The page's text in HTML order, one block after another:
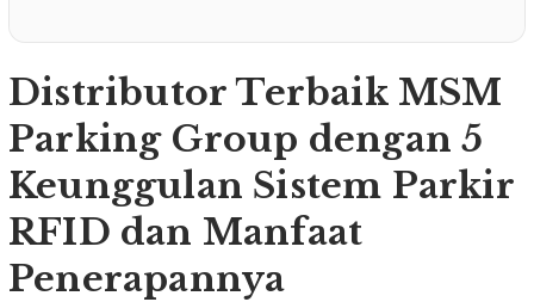
Distributor Terbaik MSM
Parking Group dengan 5
Keunggulan Sistem Parkir
RFID dan Manfaat
Penerapannya